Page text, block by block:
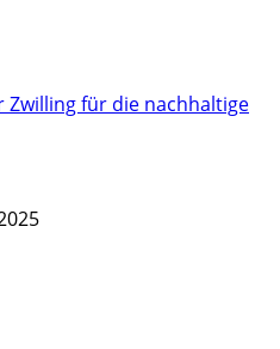
Zwilling für die nachhaltige